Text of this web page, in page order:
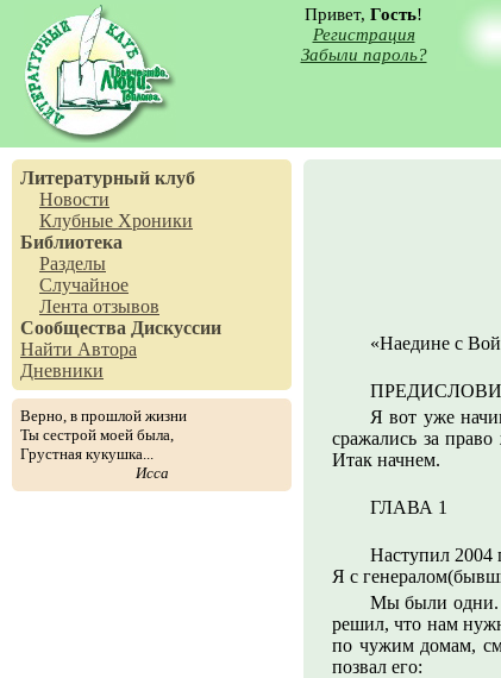
Привет, Гость!
Регистрация
Забыли пароль?
Литературный клуб
Новости
Клубные Хроники
Библиотека
Разделы
Случайное
Лента отзывов
Сообщества Дискуссии
Найти Автора
Дневники
Верно, в прошлой жизни
Ты сестрой моей была,
Грустная кукушка...
Исса
«Наедине с
Я вот уже
сражались за
Итак начнем.
ГЛАВА 1
Наступил 2004
Я с
Мы были одни.
решил, что нам
по чужим домам,
позвал его: